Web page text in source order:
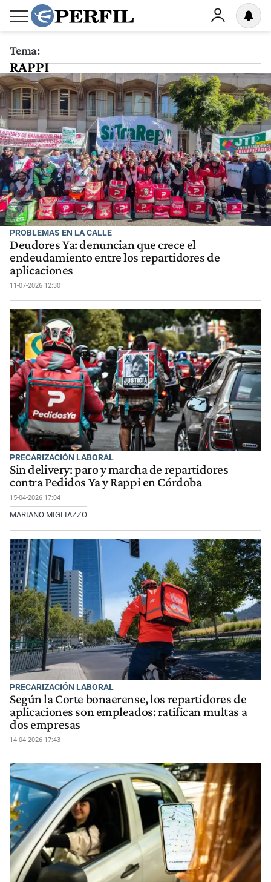
Tema:
RAPPI
PROBLEMAS EN LA CALLE
Deudores Ya: denuncian que crece el
endeudamiento entre los repartidores de
aplicaciones
11-07-2026 12:30
PRECARIZACIÓN LABORAL
Sin delivery: paro y marcha de repartidores
contra Pedidos Ya y Rappi en Córdoba
15-04-2026 17:04
MARIANO MIGLIAZZO
PRECARIZACIÓN LABORAL
Según la Corte bonaerense, los repartidores de
aplicaciones son empleados: ratifican multas a
dos empresas
14-04-2026 17:43